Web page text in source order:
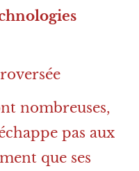
nombreuses,
pas aux
que ses